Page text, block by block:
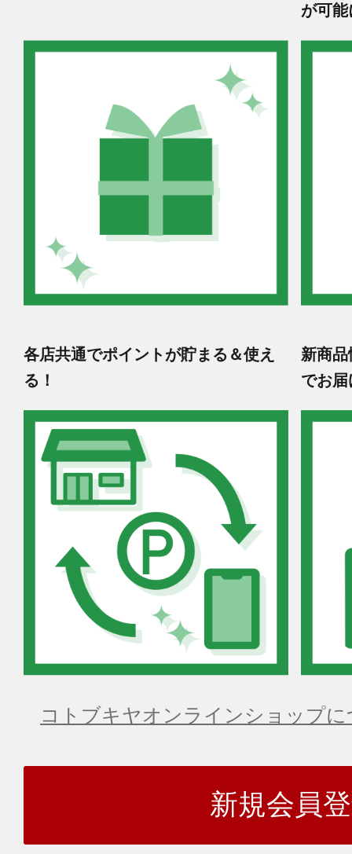
が可能
各店共通でポイントが貯まる＆使え
る！
新商
でお届
コトブキヤオンラインショップ